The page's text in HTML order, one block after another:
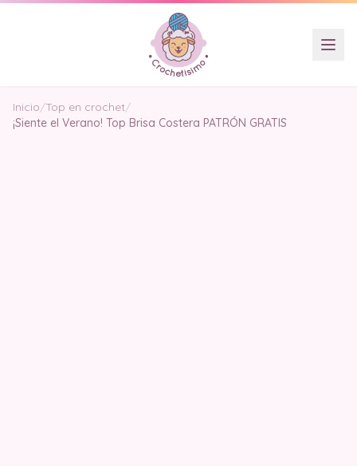
Inicio/Top en crochet/
¡Siente el Verano! Top Brisa Costera PATRÓN GRATIS